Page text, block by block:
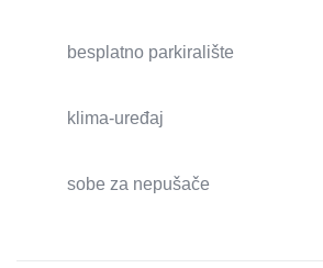
besplatno parkiralište
klima-uređaj
sobe za nepušače